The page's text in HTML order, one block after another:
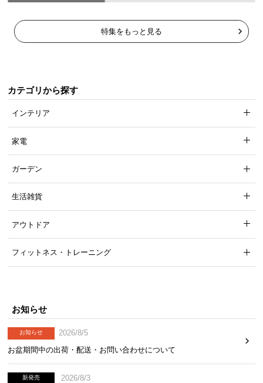
ちょっとした隙間にも入るスリム設計
まりやすく、小回りが利くサイズです。
横幅
特集をもっと見る
カテゴリから探す
インテリア
家電
ガーデン
生活雑貨
アウトドア
フィットネス・トレーニング
お知らせ
お知らせ
2026/8/5
お盆期間中の出荷・配送・お問い合わせについて
新発売
2026/8/3